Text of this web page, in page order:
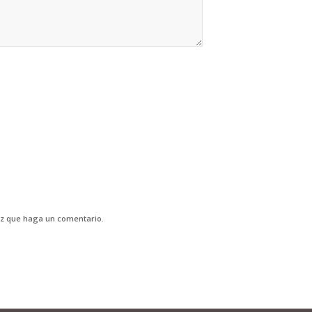
que haga un comentario.